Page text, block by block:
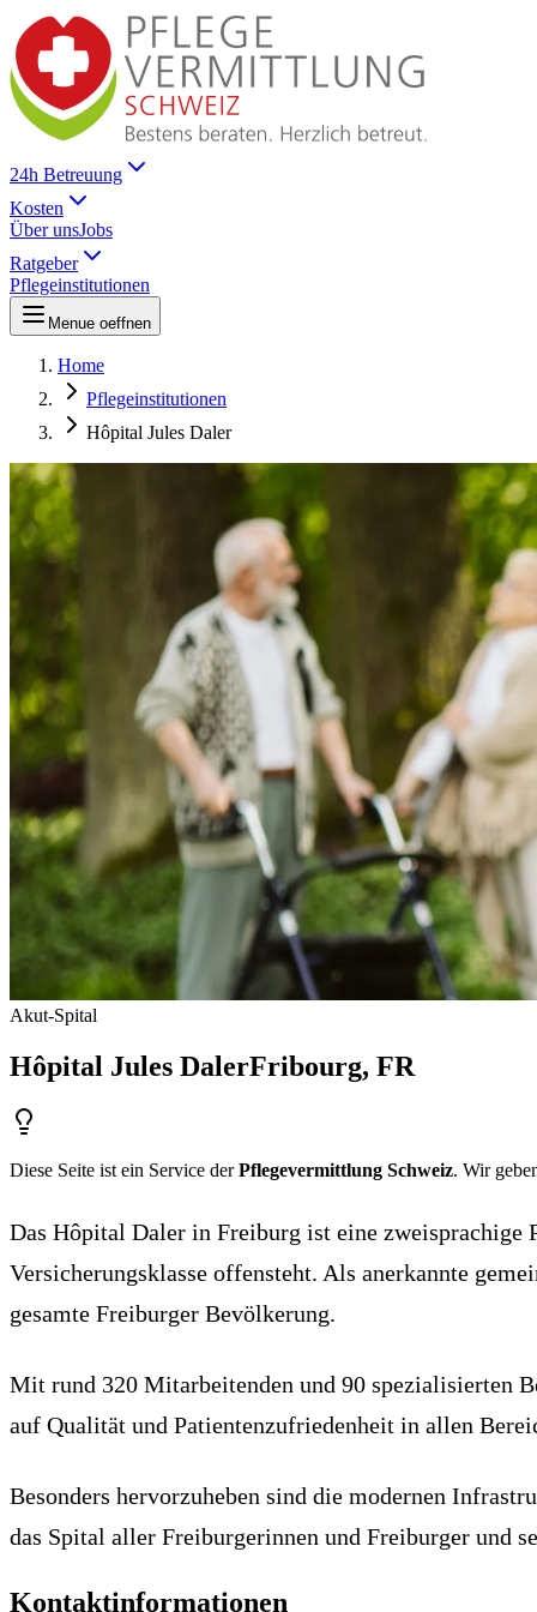
24h Betreuung
Kosten
Über unsJobs
Ratgeber
Pflegeinstitutionen
Menue oeffnen
Home
Pflegeinstitutionen
Hôpital Jules Daler
Akut-Spital
Hôpital Jules DalerFribourg, FR
Diese Seite ist ein Service derPflegevermittlung Schweiz. Wir
Das Hôpital Daler in Freiburg ist eine
Versicherungsklasse offensteht. Als anerkannte
gesamte Freiburger Bevölkerung.
Mit rund 320 Mitarbeitenden und 90 spezialisierten
auf Qualität und Patientenzufriedenheit in allen
Besonders hervorzuheben sind die modernen
das Spital aller Freiburgerinnen und Freiburger und
Kontaktinformationen